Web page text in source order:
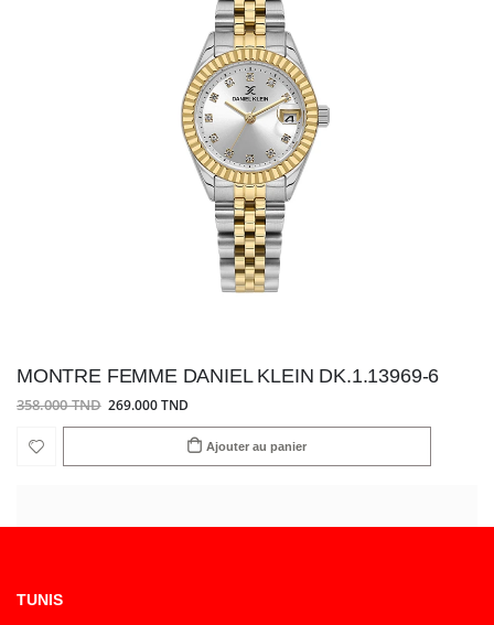
MONTRE FEMME DANIEL KLEIN DK.1.13969-6
358.000 TND 269.000 TND
Ajouter au panier
TUNIS